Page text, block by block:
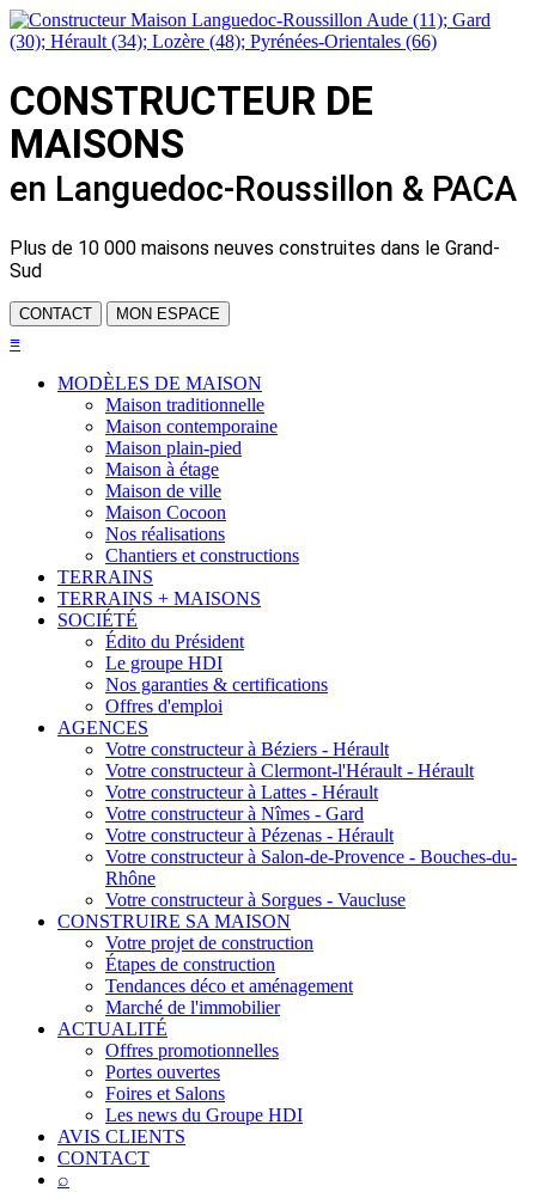
CONSTRUCTEUR DE
MAISONS
en Languedoc-Roussillon & PACA
Plus de 10 000 maisons neuves construites dans le Grand-
Sud
CONTACT MON ESPACE
≡
MODÈLES DE MAISON
Maison traditionnelle
Maison contemporaine
Maison plain-pied
Maison à étage
Maison de ville
Maison Cocoon
Nos réalisations
Chantiers et constructions
TERRAINS
TERRAINS + MAISONS
SOCIÉTÉ
Édito du Président
Le groupe HDI
Nos garanties & certifications
Offres d'emploi
AGENCES
Votre constructeur à Béziers - Hérault
Votre constructeur à Clermont-l'Hérault - Hérault
Votre constructeur à Lattes - Hérault
Votre constructeur à Nîmes - Gard
Votre constructeur à Pézenas - Hérault
Votre constructeur à Salon-de-Provence - Bouches-du-
Rhône
Votre constructeur à Sorgues - Vaucluse
CONSTRUIRE SA MAISON
Votre projet de construction
Étapes de construction
Tendances déco et aménagement
Marché de l'immobilier
ACTUALITÉ
Offres promotionnelles
Portes ouvertes
Foires et Salons
Les news du Groupe HDI
AVIS CLIENTS
CONTACT
⌕